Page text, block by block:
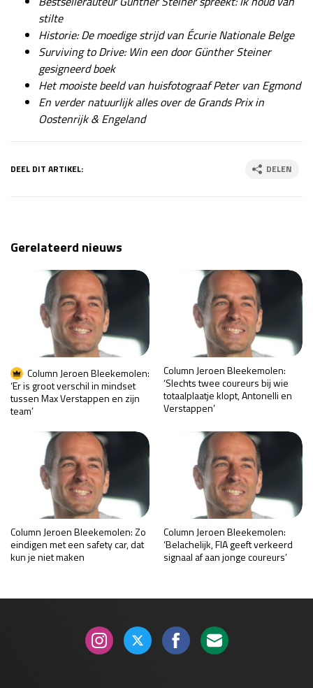
stilte
Historie: De moedige strijd van Écurie Nationale Belge
Surviving to Drive: Win een door Günther Steiner
gesigneerd boek
Het mooiste beeld van huisfotograaf Peter van Egmond
En verder natuurlijk alles over de Grands Prix in
Oostenrijk & Engeland
DEEL DIT ARTIKEL: DELEN
Gerelateerd nieuws
Column Jeroen Bleekemolen:
‘Er is groot verschil in mindset
tussen Max Verstappen en zijn
team’
Column Jeroen Bleekemolen:
‘Slechts twee coureurs bij wie
totaalplaatje klopt, Antonelli en
Verstappen’
Column Jeroen Bleekemolen: Zo
eindigen met een safety car, dat
kun je niet maken
Column Jeroen Bleekemolen:
‘Belachelijk, FIA geeft verkeerd
signaal af aan jonge coureurs’